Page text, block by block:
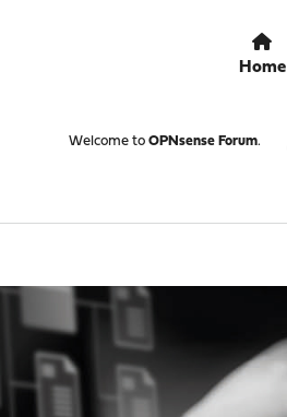
Home
Welcome to OPNsense Forum.